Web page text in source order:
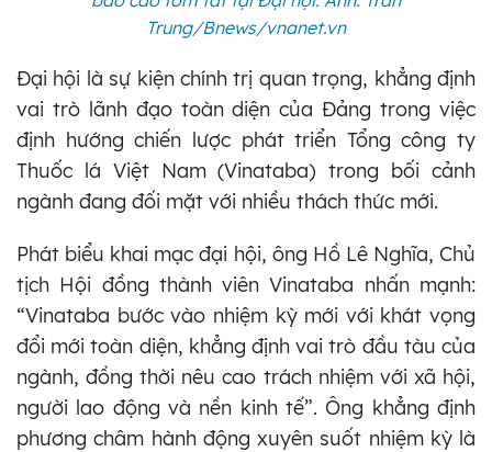
Trung/Bnews/vnanet.vn
Đại hội là sự kiện chính trị quan trọng, khẳng định
vai trò lãnh đạo toàn diện của Đảng trong việc
định hướng chiến lược phát triển Tổng công ty
Thuốc lá Việt Nam (Vinataba) trong bối cảnh
ngành đang đối mặt với nhiều thách thức mới.
Phát biểu khai mạc đại hội, ông Hồ Lê Nghĩa, Chủ
tịch Hội đồng thành viên Vinataba nhấn mạnh:
“Vinataba bước vào nhiệm kỳ mới với khát vọng
đổi mới toàn diện, khẳng định vai trò đầu tàu của
ngành, đồng thời nêu cao trách nhiệm với xã hội,
người lao động và nền kinh tế”. Ông khẳng định
phương châm hành động xuyên suốt nhiệm kỳ là